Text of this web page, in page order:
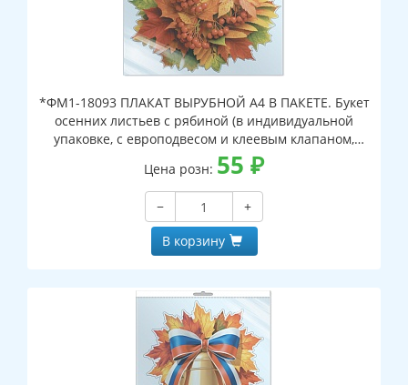
*ФМ1-18093 ПЛАКАТ ВЫРУБНОЙ А4 В ПАКЕТЕ. Букет
осенних листьев с рябиной (в индивидуальной
упаковке, с европодвесом и клеевым клапаном,
двухсторонний, ВД-лак)
Цена розн: 55 ₽
−
+
В корзину